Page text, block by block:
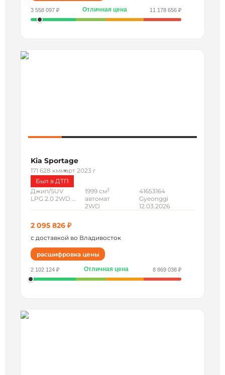
3 558 097 ₽ Отличная цена 11 178 656 ₽
Kia Sportage
171 628 кммарт 2023 г
Был в ДТП
Джип/SUV
LPG 2.0 2WD ...
1999 см3
автомат
2WD
41653164
Gyeonggi
12.03.2026
2 095 826 ₽
с доставкой во Владивосток
расшифровка цены
2 102 124 ₽ Отличная цена 8 869 038 ₽